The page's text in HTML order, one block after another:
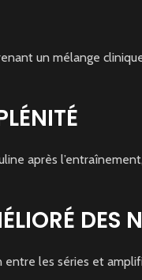
un mélange
après
DES
les séries et